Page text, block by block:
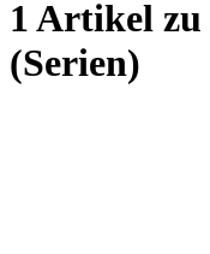
1 Artikel zu
(Serien)